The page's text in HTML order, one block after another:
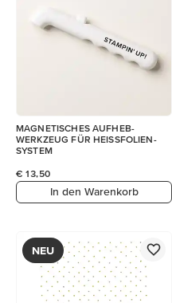
MAGNETISCHES AUFHEB-
WERKZEUG FÜR HEISSFOLIEN-
SYSTEM
€ 13,50
In den Warenkorb
NEU